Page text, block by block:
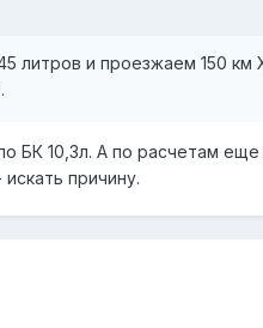
литров и проезжаем 150 км
БК 10,3л. А по расчетам
причину.